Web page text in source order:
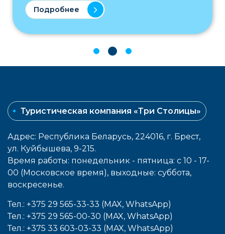
Подробнее
Туристическая компания «Три Столицы»
Адрес: Республика Беларусь, 224016, г. Брест,
ул. Куйбышева, 9-215.
Время работы: понедельник - пятница: с 10 - 17-
00 (Московское время), выходные: cуббота,
воcкресенье.
Тел.: +375 29 565-33-33 (MAX, WhatsApp)
Тел.: +375 29 565-00-30 (MAX, WhatsApp)
Тел.: +375 33 603-03-33 (MAX, WhatsApp)